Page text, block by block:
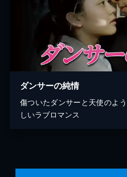
ダンサーの純情
傷ついたダンサーと天使のよ
しいラブロマンス